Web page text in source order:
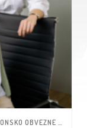
KATERI AKTI, PRAVILNIKI IN EVIDENCE SO ZAKONSKO OBVEZNE ZA MIKRO IN MALA PODJETJA